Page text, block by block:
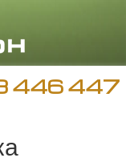
региони/јазици
446 447